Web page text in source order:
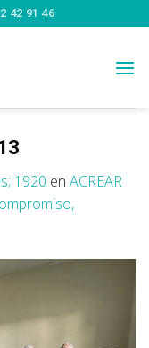
42 91 46
1920 en ACREAR